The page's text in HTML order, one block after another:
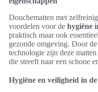
Douchematten met
voordelen voor de hygiëne
praktisch maar ook
gezonde omgeving. Door
technologie zijn deze
die streeft naar een schone
Hygiëne en veiligheid in